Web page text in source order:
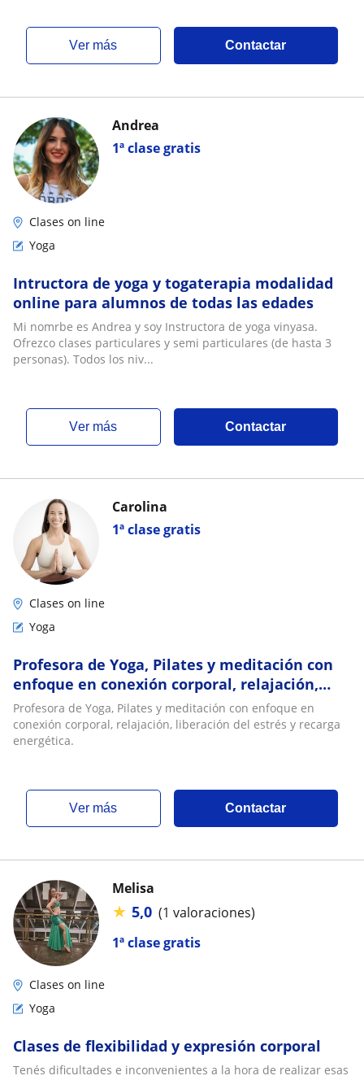
ver más Contactar
1ª clase gratis
Andrea
Clases on line
Yoga
Intructora de yoga y togaterapia modalidad
online para alumnos de todas las edades
Mi nomrbe es Andrea y soy Instructora de yoga vinyasa.
Ofrezco clases particulares y semi particulares (de hasta 3
personas). Todos los niv...
ver más Contactar
1ª clase gratis
Carolina
Clases on line
Yoga
Profesora de Yoga, Pilates y meditación con
enfoque en conexión corporal, relajación,
liberación del estrés y recarga energética
Profesora de Yoga, Pilates y meditación con enfoque en
conexión corporal, relajación, liberación del estrés y recarga
energética.
ver más Contactar
1ª clase gratis
Melisa
★ 5,0 (1 valoraciones)
Clases on line
Yoga
Clases de flexibilidad y expresión corporal
Tenés dificultades e inconvenientes a la hora de realizar esas